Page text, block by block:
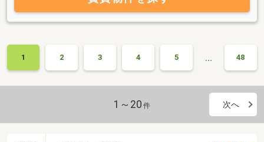
1 2 3 4 5 … 48
1～20 件 次へ